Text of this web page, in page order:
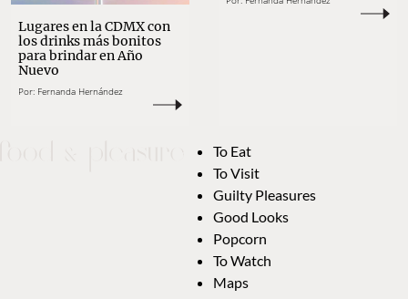
Lugares en la CDMX con
los drinks más bonitos
para brindar en Año
Nuevo
Por: Fernanda Hernández
To Eat
To Visit
Guilty Pleasures
Good Looks
Popcorn
To Watch
Maps